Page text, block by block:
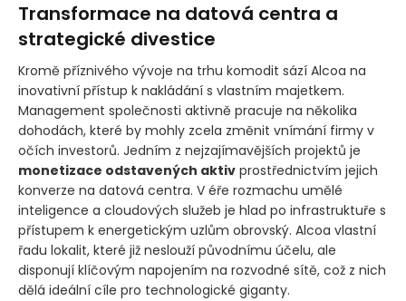
Transformace na datová centra a
strategické divestice
Kromě příznivého vývoje na trhu komodit sází Alcoa na
inovativní přístup k nakládání s vlastním majetkem.
Management společnosti aktivně pracuje na několika
dohodách, které by mohly zcela změnit vnímání firmy v
očích investorů. Jedním z nejzajímavějších projektů je
monetizace odstavených aktiv prostřednictvím jejich
konverze na datová centra. V éře rozmachu umělé
inteligence a cloudových služeb je hlad po infrastruktuře s
přístupem k energetickým uzlům obrovský. Alcoa vlastní
řadu lokalit, které již neslouží původnímu účelu, ale
disponují klíčovým napojením na rozvodné sítě, což z nich
dělá ideální cíle pro technologické giganty.